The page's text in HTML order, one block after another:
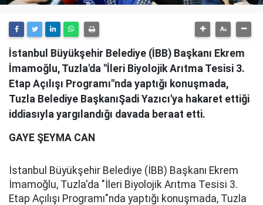
İstanbul Büyükşehir Belediye (İBB) Başkanı Ekrem
İmamoğlu, Tuzla'da "İleri Biyolojik Arıtma Tesisi 3.
Etap Açılışı Programı"nda yaptığı konuşmada,
Tuzla Belediye BaşkanıŞadi Yazıcı'ya hakaret ettiği
iddiasıyla yargılandığı davada beraat etti.
GAYE ŞEYMA CAN
İstanbul Büyükşehir Belediye (İBB) Başkanı Ekrem
İmamoğlu, Tuzla'da "İleri Biyolojik Arıtma Tesisi 3.
Etap Açılışı Programı"nda yaptığı konuşmada, Tuzla